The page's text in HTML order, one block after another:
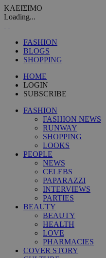
ΚΛΕΙΣΙΜΟ
Loading...
FASHION
BLOGS
SHOPPING
HOME
LOGIN
SUBSCRIBE
FASHION
FASHION NEWS
RUNWAY
SHOPPING
LOOKS
PEOPLE
NEWS
CELEBS
PAPARAZZI
INTERVIEWS
PARTIES
BEAUTY
BEAUTY
HEALTH
LOVE
PHARMACIES
COVER STORY